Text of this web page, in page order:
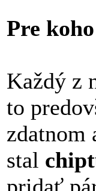
Pre
Každý z
to
zdatnom
stal